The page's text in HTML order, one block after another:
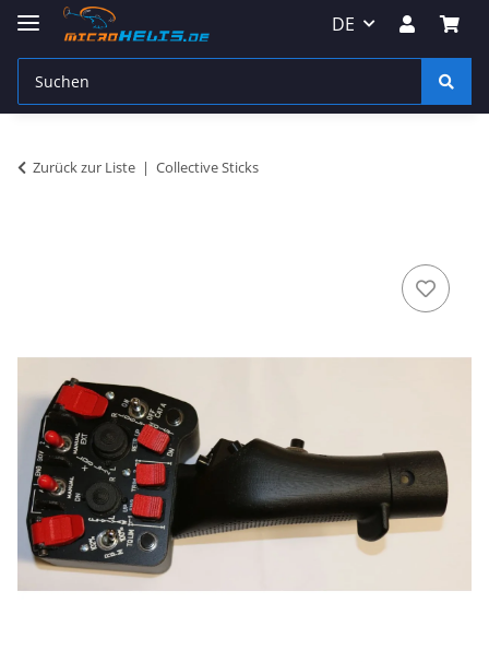
DE
Zurück zur Liste Collective Sticks